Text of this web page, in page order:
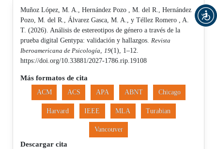
Muñoz López, M. A., Hernández Pozo , M. del R., Hernández
Pozo, M. del R., Álvarez Gasca, M. A., y Téllez Romero , A.
T. (2026). Análisis de estereotipos de género a través de la
prueba digital Gentypa: validación y hallazgos. Revista
Iberoamericana de Psicología
19(1), 1–12.
https://doi.org/10.33881/2027-1786.rip.19108
Más formatos de cita
ACM ACS APA ABNT Chicago
Harvard IEEE MLA Turabian
Vancouver
Descargar cita